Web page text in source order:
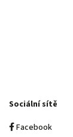
Sociální sítě
Facebook